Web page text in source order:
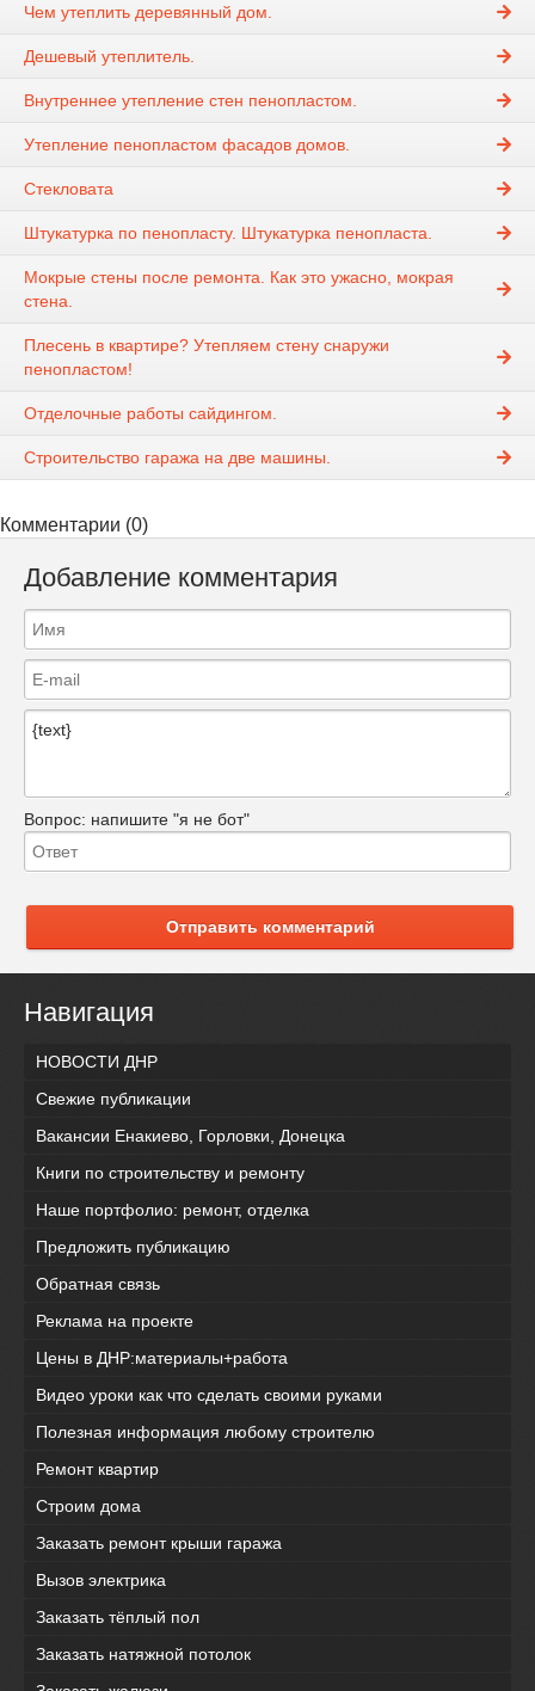
Чем утеплить деревянный дом.
Дешевый утеплитель.
Внутреннее утепление стен пенопластом.
Утепление пенопластом фасадов домов.
Стекловата
Штукатурка по пенопласту. Штукатурка пенопласта.
Мокрые стены после ремонта. Как это ужасно, мокрая
стена.
Плесень в квартире? Утепляем стену снаружи
пенопластом!
Отделочные работы сайдингом.
Строительство гаража на две машины.
Комментарии (0)
Добавление комментария
Вопрос: напишите "я не бот"
Отправить комментарий
Навигация
НОВОСТИ ДНР
Свежие публикации
Вакансии Енакиево, Горловки, Донецка
Книги по строительству и ремонту
Наше портфолио: ремонт, отделка
Предложить публикацию
Обратная связь
Реклама на проекте
Цены в ДНР:материалы+работа
Видео уроки как что сделать своими руками
Полезная информация любому строителю
Ремонт квартир
Строим дома
Заказать ремонт крыши гаража
Вызов электрика
Заказать тёплый пол
Заказать натяжной потолок